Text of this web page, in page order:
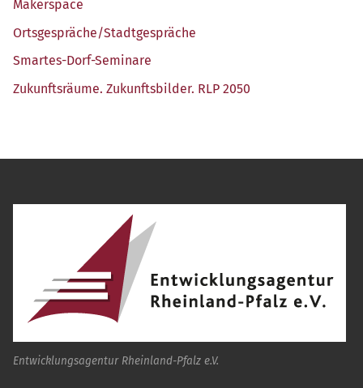
Maker­space
Ortsgespräche/​Stadtgespräche
Smar­tes-Dorf-Semi­na­re
Zukunfts­räu­me. Zukunfts­bil­der. RLP 2050
Entwicklungsagentur Rheinland-Pfalz e.V.